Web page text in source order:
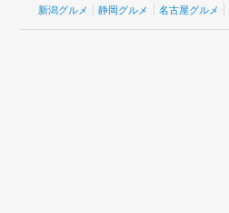
新潟グルメ
静岡グルメ 名古屋グルメ